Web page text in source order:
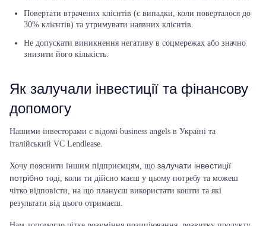
Повертати втрачених клієнтів (є випадки, коли поверталося до
30% клієнтів) та утримувати наявних клієнтів.
Не допускати виникнення негативу в соцмережах або значно
знизити його кількість.
Як залучали інвестиції та фінансову
допомогу
Нашими інвесторами є відомі business angels в Україні та
італійський VC Lendlease.
Хочу пояснити іншим підприємцям, що залучати інвестиції
потрібно тоді, коли ти дійсно маєш у цьому потребу та можеш
чітко відповісти, на що плануєш використати кошти та які
результати від цього отримаєш.